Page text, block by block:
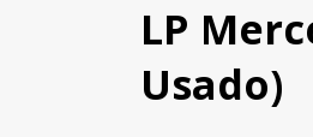
LP
Usado)